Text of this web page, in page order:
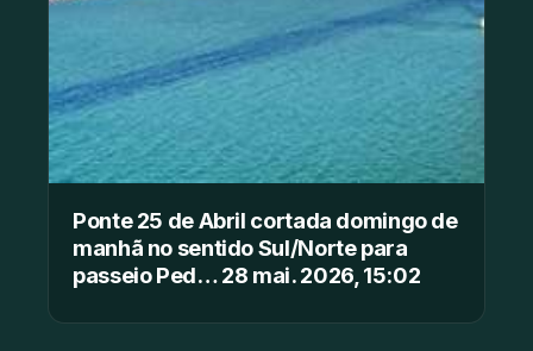
Ponte 25 de Abril cortada domingo de
manhã no sentido Sul/Norte para
passeio Ped… 28 mai. 2026, 15:02